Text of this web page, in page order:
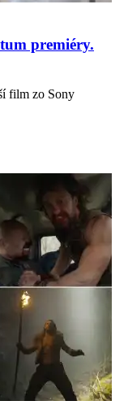
premiéry.
film zo Sony